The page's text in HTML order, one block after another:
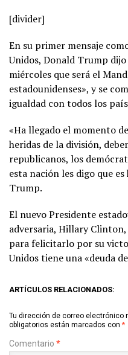
[divider]
En su primer mensaje
Unidos, Donald Trump
miércoles que será el
estadounidenses», y se
igualdad con todos los
«Ha llegado el momento
heridas de la división,
republicanos, los
esta nación les digo que
Trump.
El nuevo Presidente
adversaria, Hillary
para felicitarlo por su
Unidos tiene una «deuda
ARTÍCULOS RELACIONADOS:
Tu dirección de correo electrónico
obligatorios están marcados con *
Comentario *